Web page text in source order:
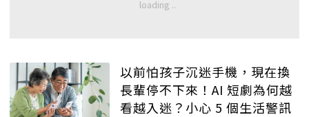
以前怕孩子沉迷手機，現在換
長輩停不下來！AI 短劇為何越
看越入迷？小心 5 個生活警訊